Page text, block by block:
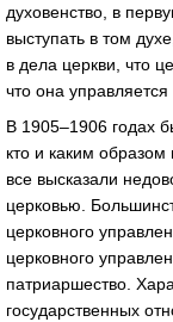
духовенство, в
выступать в том
в дела церкви, что
что она
В 1905–1906 годах
кто и каким
все высказали
церковью.
церковного
церковного
патриаршество.
государственных